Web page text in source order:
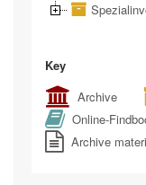
Key
Archive
Online-
Archive